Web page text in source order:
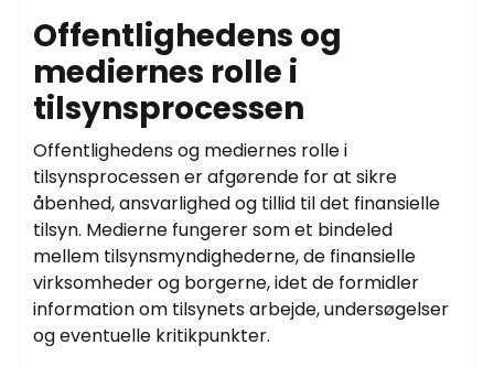
Offentlighedens og
mediernes rolle i
tilsynsprocessen
Offentlighedens og mediernes rolle i
tilsynsprocessen er afgørende for at sikre
åbenhed, ansvarlighed og tillid til det finansielle
tilsyn. Medierne fungerer som et bindeled
mellem tilsynsmyndighederne, de finansielle
virksomheder og borgerne, idet de formidler
information om tilsynets arbejde, undersøgelser
og eventuelle kritikpunkter.